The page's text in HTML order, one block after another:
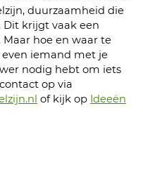
duurzaamheid die
krijgt vaak een
hoe en waar te
iemand met je
nodig hebt om iets
op via
of kijk op Ideeën